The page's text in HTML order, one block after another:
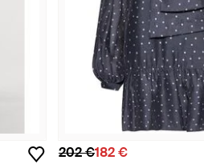
202 €182 €